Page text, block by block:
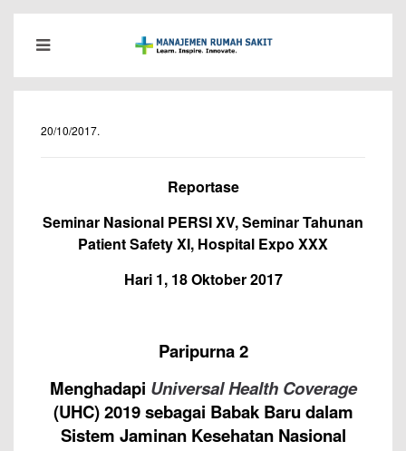
20/10/2017.
Reportase
Seminar Nasional PERSI XV, Seminar Tahunan
Patient Safety XI, Hospital Expo XXX
Hari 1, 18 Oktober 2017
Paripurna 2
Menghadapi Universal Health Coverage
(UHC) 2019 sebagai Babak Baru dalam
Sistem Jaminan Kesehatan Nasional